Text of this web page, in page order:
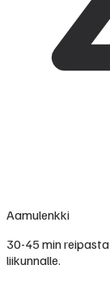
Aamulenkki
30-45 min
liikunnalle.